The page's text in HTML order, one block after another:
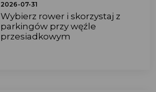
2026-07-31
Wybierz rower i skorzystaj z
parkingów przy węźle
przesiadkowym